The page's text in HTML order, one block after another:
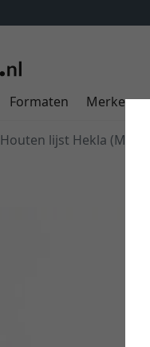
Formaten Merken
Houten lijst Hekla (MDF)